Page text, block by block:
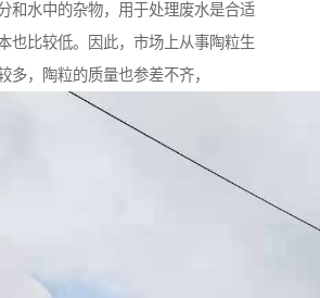
和水中的杂物，用于处理废水是合适
也比较低。因此，市场上从事陶粒生
多，陶粒的质量也参差不齐，